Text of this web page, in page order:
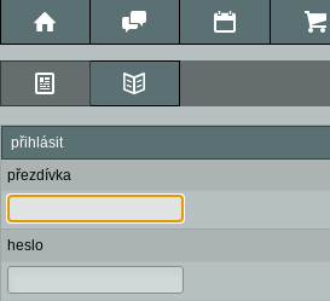
přihlásit
přezdívka
heslo